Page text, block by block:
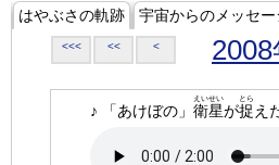
はやぶさの軌跡 宇宙からのメッセー
<<< << < 2008
♪ 「あけぼの」 衛星
えいせい
が捉
とら
え